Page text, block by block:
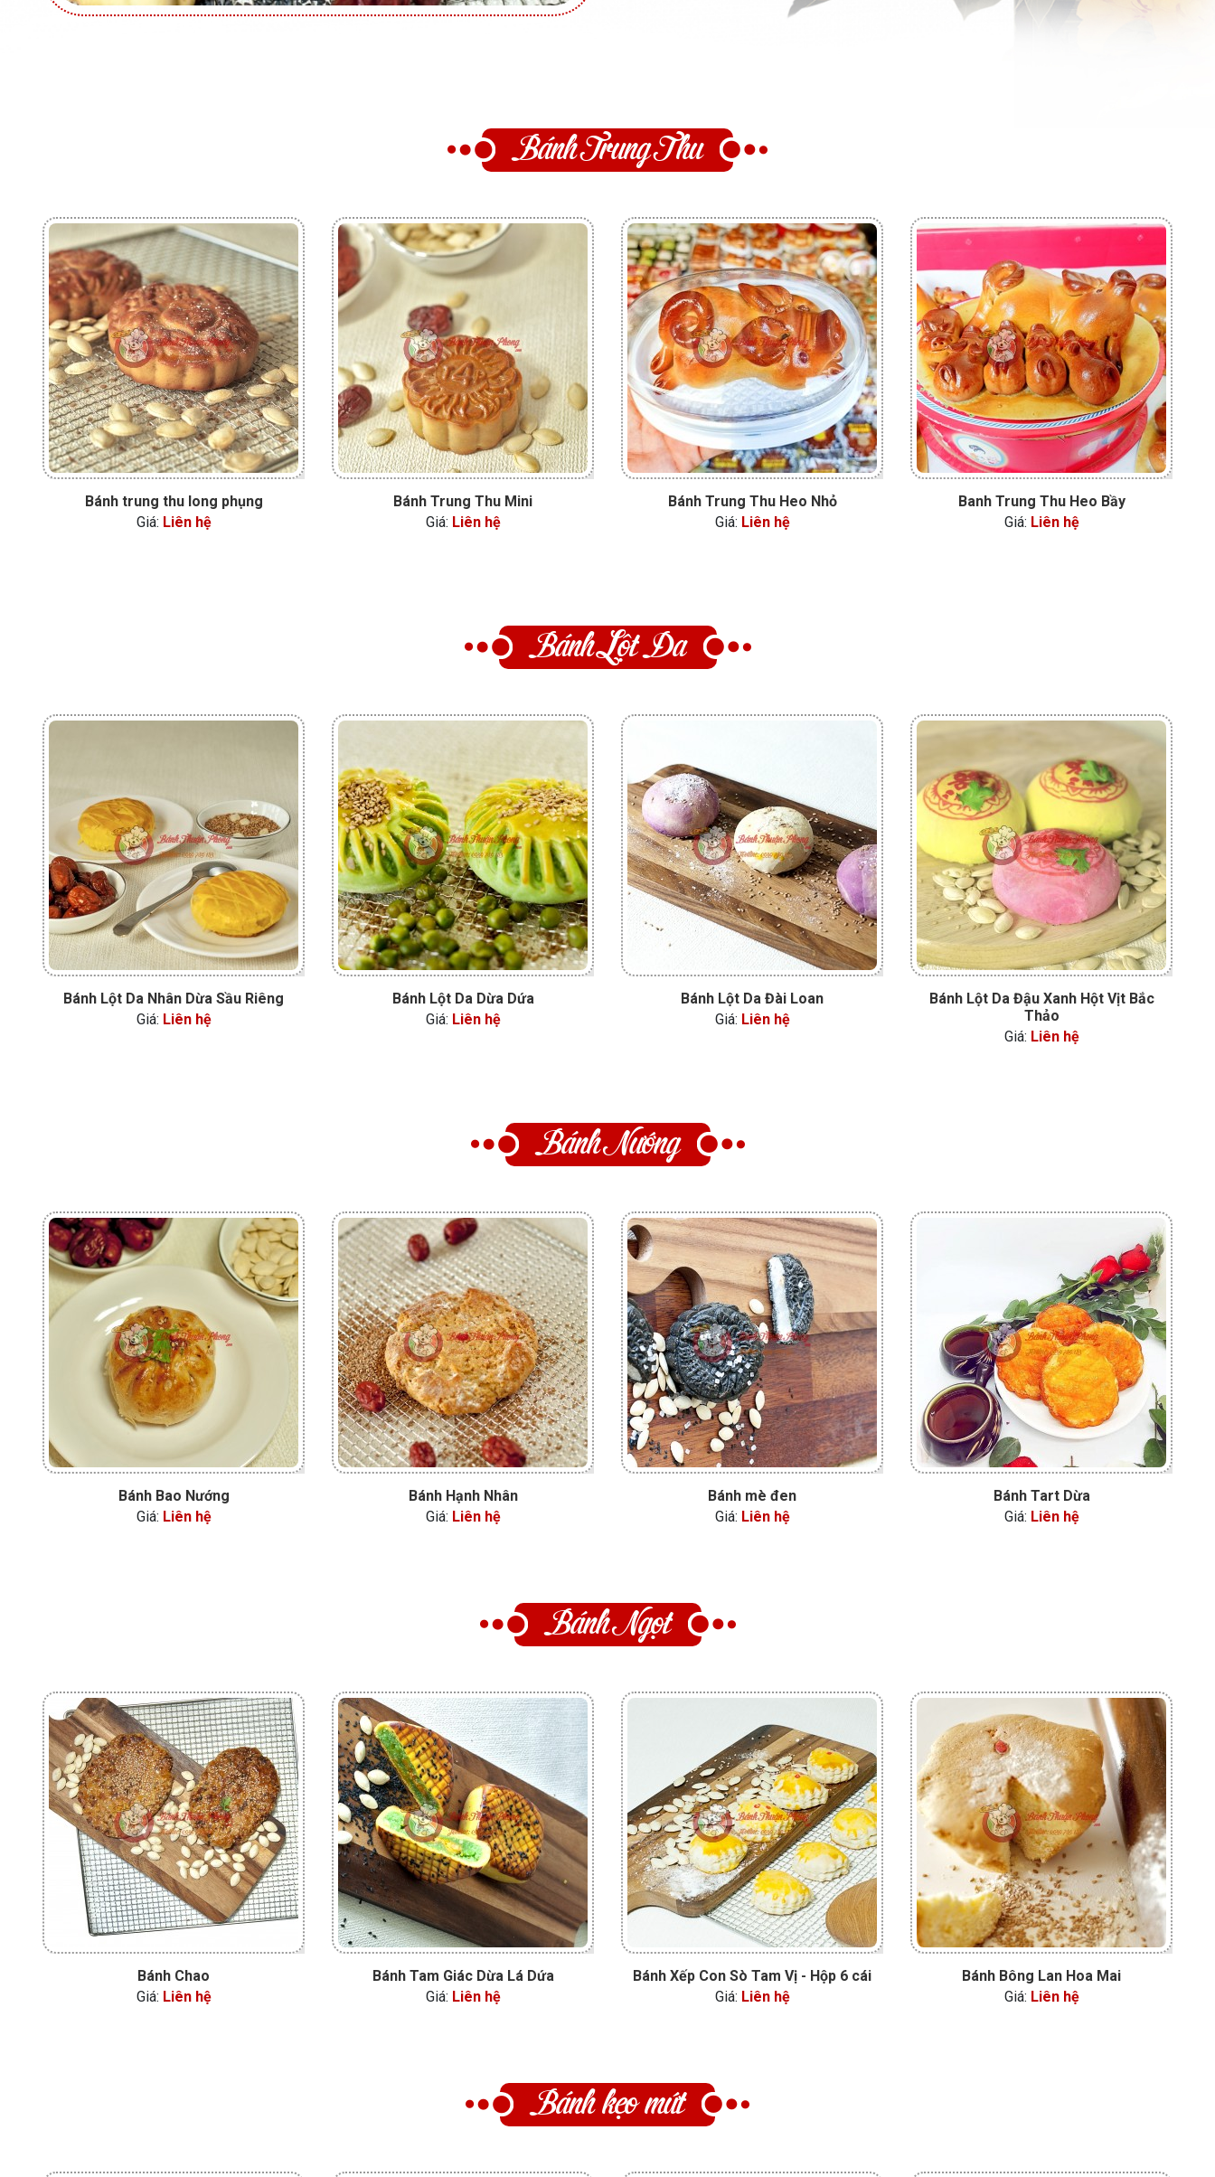
Bánh Trung Thu
Bánh trung thu long phụng
Giá: Liên hệ
Bánh Trung Thu Mini
Giá: Liên hệ
Bánh Trung Thu Heo Nhỏ
Giá: Liên hệ
Banh Trung Thu Heo Bầy
Giá: Liên hệ
Bánh Lột Da
Bánh Lột Da Nhân Dừa Sầu Riêng
Giá: Liên hệ
Bánh Lột Da Dừa Dứa
Giá: Liên hệ
Bánh Lột Da Đài Loan
Giá: Liên hệ
Bánh Lột Da Đậu Xanh Hột Vịt Bắc
Thảo
Giá: Liên hệ
Bánh Nướng
Bánh Bao Nướng
Giá: Liên hệ
Bánh Hạnh Nhân
Giá: Liên hệ
Bánh mè đen
Giá: Liên hệ
Bánh Tart Dừa
Giá: Liên hệ
Bánh Ngọt
Bánh Chao
Giá: Liên hệ
Bánh Tam Giác Dừa Lá Dứa
Giá: Liên hệ
Bánh Xếp Con Sò Tam Vị - Hộp 6 cái
Giá: Liên hệ
Bánh Bông Lan Hoa Mai
Giá: Liên hệ
Bánh kẹo mứt